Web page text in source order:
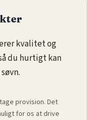
og vælg det, der
og stil. Fra lette,
noget til enhver
kvalitet og
du hurtigt kan
provision. Det
for os at drive